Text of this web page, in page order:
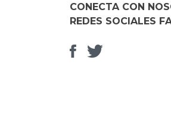
CONECTA CON
REDES SOCIALES
Facebook
Elemento